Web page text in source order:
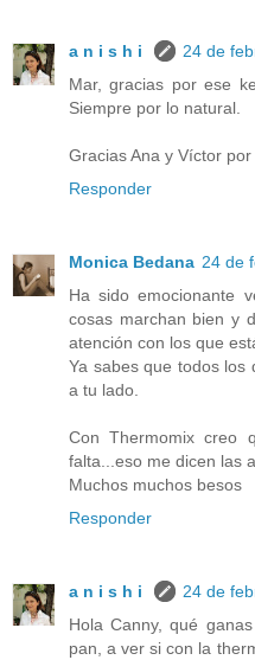
a n i s h i
24 de
Mar, gracias por ese
Siempre por lo natural.
Gracias Ana y Víctor
Responder
Monica Bedana 24 de
Ha sido emocionante
cosas marchan bien y
atención con los que
Ya sabes que todos los
a tu lado.
Con Thermomix creo
falta...eso me dicen las
Muchos muchos besos
Responder
a n i s h i
24 de
Hola Canny, qué
pan, a ver si con la